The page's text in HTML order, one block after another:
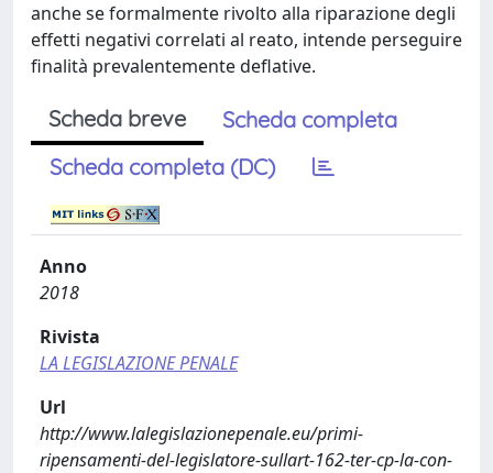
anche se formalmente rivolto alla riparazione degli
effetti negativi correlati al reato, intende perseguire
finalità prevalentemente deflative.
Scheda breve
Scheda completa
Scheda completa (DC)
Anno
2018
Rivista
LA LEGISLAZIONE PENALE
Url
http://www.lalegislazionepenale.eu/primi-
ripensamenti-del-legislatore-sullart-162-ter-cp-la-con-